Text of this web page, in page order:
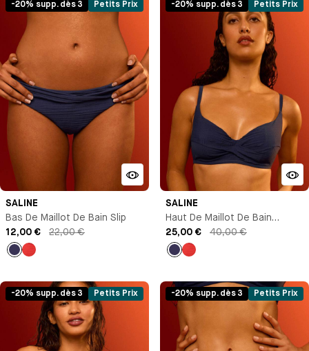
-20% supp. dès 3 Petits Prix
SALINE
Bas De Maillot De Bain Slip
12,00 €
22,00 €
Bleu
-20% supp. dès 3 Petits Prix
SALINE
Haut De Maillot De Bain
Brassière Avec Armature
25,00 € 40,00 €
Bleu
-20% supp. dès 3 Petits Prix -20% supp. dès 3 Petits Prix